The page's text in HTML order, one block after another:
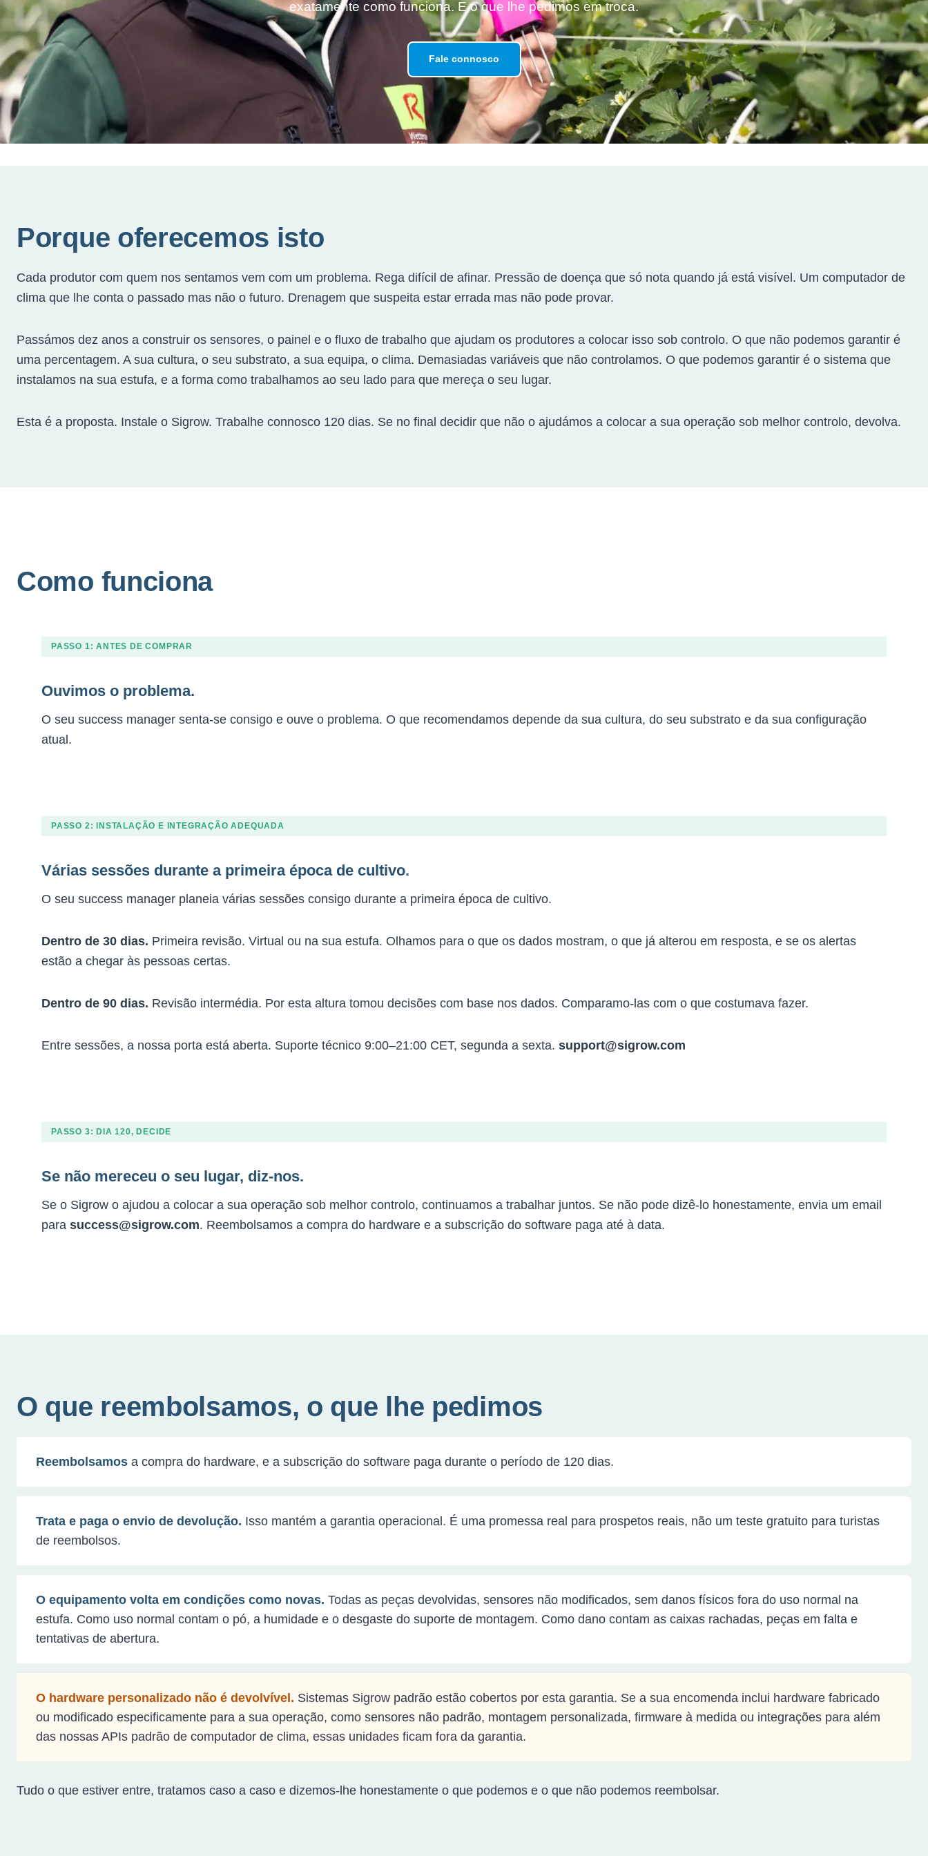
exatamente como funciona. E o que lhe pedimos em troca.
Fale connosco
Porque oferecemos isto
Cada produtor com quem nos sentamos vem com um problema. Rega difícil de afinar. Pressão de doença que só nota quando já está visível. Um computador de
clima que lhe conta o passado mas não o futuro. Drenagem que suspeita estar errada mas não pode provar.
Passámos dez anos a construir os sensores, o painel e o fluxo de trabalho que ajudam os produtores a colocar isso sob controlo. O que não podemos garantir é
uma percentagem. A sua cultura, o seu substrato, a sua equipa, o clima. Demasiadas variáveis que não controlamos. O que podemos garantir é o sistema que
instalamos na sua estufa, e a forma como trabalhamos ao seu lado para que mereça o seu lugar.
Esta é a proposta. Instale o Sigrow. Trabalhe connosco 120 dias. Se no final decidir que não o ajudámos a colocar a sua operação sob melhor controlo, devolva.
Como funciona
PASSO 1: ANTES DE COMPRAR
Ouvimos o problema.
O seu success manager senta-se consigo e ouve o problema. O que recomendamos depende da sua cultura, do seu substrato e da sua configuração
atual.
PASSO 2: INSTALAÇÃO E INTEGRAÇÃO ADEQUADA
Várias sessões durante a primeira época de cultivo.
O seu success manager planeia várias sessões consigo durante a primeira época de cultivo.
Dentro de 30 dias. Primeira revisão. Virtual ou na sua estufa. Olhamos para o que os dados mostram, o que já alterou em resposta, e se os alertas
estão a chegar às pessoas certas.
Dentro de 90 dias. Revisão intermédia. Por esta altura tomou decisões com base nos dados. Comparamo-las com o que costumava fazer.
Entre sessões, a nossa porta está aberta. Suporte técnico 9:00–21:00 CET, segunda a sexta. support@sigrow.com
PASSO 3: DIA 120, DECIDE
Se não mereceu o seu lugar, diz-nos.
Se o Sigrow o ajudou a colocar a sua operação sob melhor controlo, continuamos a trabalhar juntos. Se não pode dizê-lo honestamente, envia um email
para success@sigrow.com. Reembolsamos a compra do hardware e a subscrição do software paga até à data.
O que reembolsamos, o que lhe pedimos
Reembolsamos a compra do hardware, e a subscrição do software paga durante o período de 120 dias.
Trata e paga o envio de devolução. Isso mantém a garantia operacional. É uma promessa real para prospetos reais, não um teste gratuito para turistas
de reembolsos.
O equipamento volta em condições como novas. Todas as peças devolvidas, sensores não modificados, sem danos físicos fora do uso normal na
estufa. Como uso normal contam o pó, a humidade e o desgaste do suporte de montagem. Como dano contam as caixas rachadas, peças em falta e
tentativas de abertura.
O hardware personalizado não é devolvível. Sistemas Sigrow padrão estão cobertos por esta garantia. Se a sua encomenda inclui hardware fabricado
ou modificado especificamente para a sua operação, como sensores não padrão, montagem personalizada, firmware à medida ou integrações para além
das nossas APIs padrão de computador de clima, essas unidades ficam fora da garantia.
Tudo o que estiver entre, tratamos caso a caso e dizemos-lhe honestamente o que podemos e o que não podemos reembolsar.